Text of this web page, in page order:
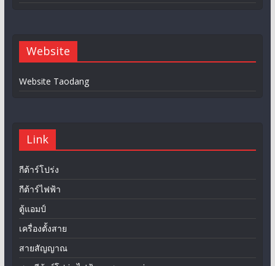
Website
Website Taodang
Link
กีต้าร์โปร่ง
กีต้าร์ไฟฟ้า
ตู้แอมป์
เครื่องตั้งสาย
สายสัญญาณ